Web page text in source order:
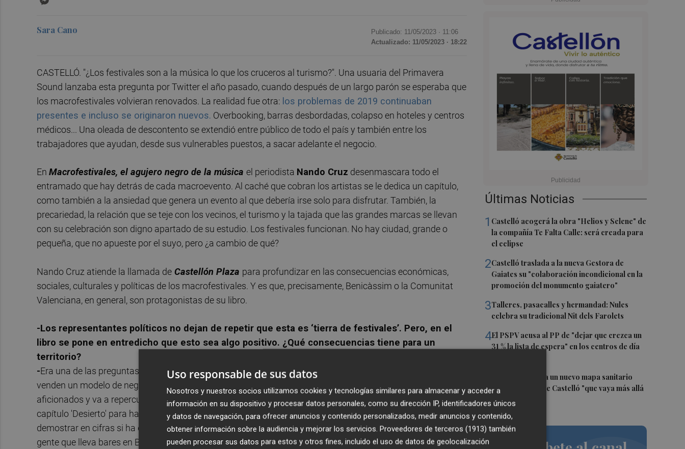
Últimas Noticias
1 Castelló acogerá la obra "Helios y Selene" de
la compañía Te Falta Calle: será creada para
el eclipse
2Castelló traslada a la nueva Gestora de
Gaiates su "colaboración incondicional en la
promoción del monumento gaiatero"
3Talleres, pasacalles y hermandad: Nules
celebra su tradicional Nit dels Farolets
4El PSPV acusa al PP de "dejar que crezca un
31 % la lista de espera" en los centros de día
El PSPV reclama un nuevo mapa sanitario
para la ciudad de Castelló "que vaya más allá
de parches"
Sara Cano Publicado: 11/05/2023 · 11:06
Actualizado: 11/05/2023 · 18:22
CASTELLÓ. "¿Los festivales son a la música lo que los cruceros al turismo?". Una usuaria del Primavera
Sound lanzaba esta pregunta por Twitter el año pasado, cuando después de un largo parón se esperaba que
los macrofestivales volvieran renovados. La realidad fue otra: los problemas de 2019 continuaban
presentes e incluso se originaron nuevos. Overbooking, barras desbordadas, colapso en hoteles y centros
médicos... Una oleada de descontento se extendió entre público de todo el país y también entre los
trabajadores que ayudan, desde sus vulnerables puestos, a sacar adelante el negocio.
En Macrofestivales, el agujero negro de la música el periodista Nando Cruz desenmascara todo el
entramado que hay detrás de cada macroevento. Al caché que cobran los artistas se le dedica un capítulo,
como también a la ansiedad que genera un evento al que debería irse solo para disfrutar. También, la
precariedad, la relación que se teje con los vecinos, el turismo y la tajada que las grandes marcas se llevan
con su celebración son digno apartado de su estudio. Los festivales funcionan. No hay ciudad, grande o
pequeña, que no apueste por el suyo, pero ¿a cambio de qué?
Nando Cruz atiende la llamada de Castellón Plaza para profundizar en las consecuencias económicas,
sociales, culturales y políticas de los macrofestivales. Y es que, precisamente, Benicàssim o la Comunitat
Valenciana, en general, son protagonistas de su libro.
-Los representantes políticos no dejan de repetir que esta es ‘tierra de festivales’. Pero, en el
libro se pone en entredicho que esto sea algo positivo. ¿Qué consecuencias tiene para un
territorio?
-Era una de las preguntas que yo me hacía. Cuando los directores de festivales dan ruedas de prensa
venden un modelo de negocio que dinamiza la zona y que enriquece a esta de muchas maneras; crea
aficionados y va a repercutir en las salas. Precisamente he escogido Benicàssim como protagonista del
capítulo 'Desierto' para hablar de lo que aquí ha sucedido. Un festival que lleva 25 años celebrándose puede
demostrar en cifras si ha dinamizado o no una ciudad y hablando con músicos, profesores de música y
gente que lleva bares en Benicàssim coinciden en que la respuesta es que no, no lo hace. Me contaban que
Uso responsable de sus datos
Nosotros y nuestros socios utilizamos cookies y tecnologías similares para almacenar y acceder a
información en su dispositivo y procesar datos personales, como su dirección IP, identificadores únicos
y datos de navegación, para ofrecer anuncios y contenido personalizados, medir anuncios y contenido,
obtener información sobre la audiencia y mejorar los servicios. Proveedores de terceros (1913) también
pueden procesar sus datos para estos y otros fines, incluido el uso de datos de geolocalización